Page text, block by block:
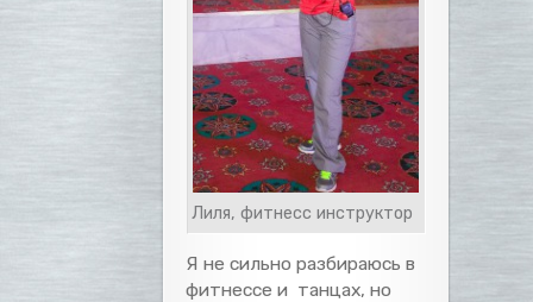
Лиля, фитнесс инструктор
Я не сильно разбираюсь в
фитнессе и танцах, но